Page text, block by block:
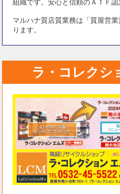
組織です。安心と信頼のＡＴＦ認
マルハナ質店質業務は「質屋営
ります。
ラ・コレク